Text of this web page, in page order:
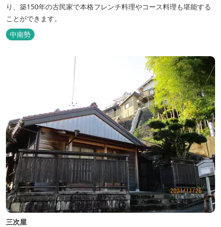
り、築150年の古民家で本格フレンチ料理やコース料理も堪能する
ことができます。
中南勢
三次屋